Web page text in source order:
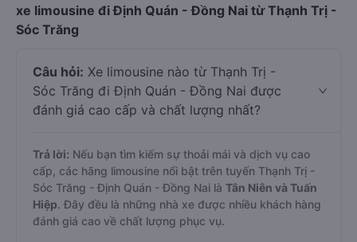
xe limousine đi Định Quán - Đồng Nai từ Thạnh Trị -
Sóc Trăng
Câu hỏi: Xe limousine nào từ Thạnh Trị -
Sóc Trăng đi Định Quán - Đồng Nai được
đánh giá cao cấp và chất lượng nhất?
Trả lời: Nếu bạn tìm kiếm sự thoải mái và dịch vụ cao
cấp, các hãng limousine nổi bật trên tuyến Thạnh Trị -
Sóc Trăng - Định Quán - Đồng Nai là Tân Niên và Tuấn
Hiệp. Đây đều là những nhà xe được nhiều khách hàng
đánh giá cao về chất lượng phục vụ.